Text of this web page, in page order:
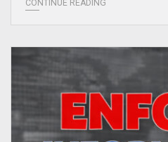
CONTINUE READING